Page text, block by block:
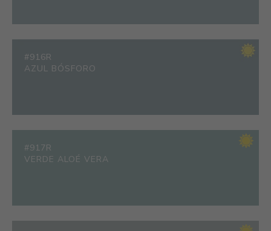
#916R
AZUL BÓSFORO
#917R
VERDE ALOÉ VERA